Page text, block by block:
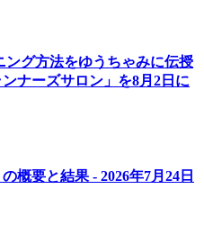
ング方法をゆうちゃみに伝授
ナーズサロン」を8月2日に
概要と結果 - 2026年7月24日